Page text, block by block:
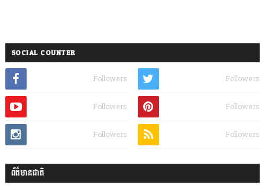
SOCIAL COUNTER
Followers
Followers
Followers Followers
Followers Followers
ព័ត៌មានជាតិ